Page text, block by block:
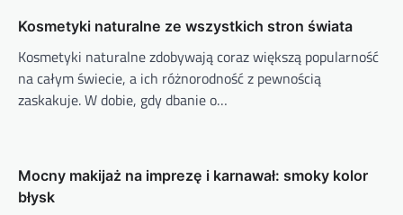
Kosmetyki naturalne ze wszystkich stron świata
Kosmetyki naturalne zdobywają coraz większą popularność
na całym świecie, a ich różnorodność z pewnością
zaskakuje. W dobie, gdy dbanie o…
Mocny makijaż na imprezę i karnawał: smoky kolor
błysk